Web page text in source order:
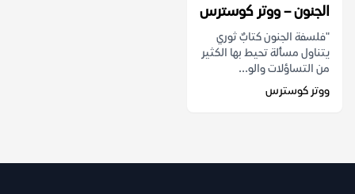
الجنون – ووتر كوسترس
"فلسفة الجنون كتابٌ ثوري
يتناول مسألة تحيط بها الكثير
من التساؤلات والو...
ووتر كوسترس